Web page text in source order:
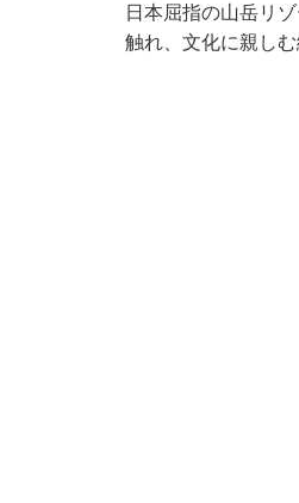
日本屈指の山岳リ
触れ、文化に親しむ